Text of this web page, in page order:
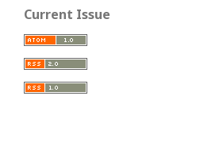
Current Issue